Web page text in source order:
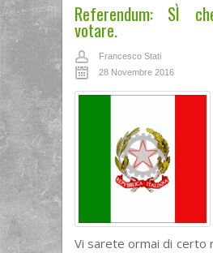
Referendum: SÌ
votare.
Francesco Stati
28 Novembre 2016
Vi sarete ormai di certo